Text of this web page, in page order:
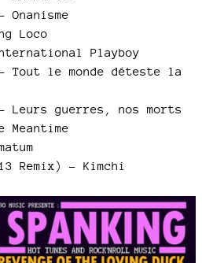
Loco
Playboy
Tout le monde déteste la
Leurs guerres, nos morts
Remix) - Kimchi